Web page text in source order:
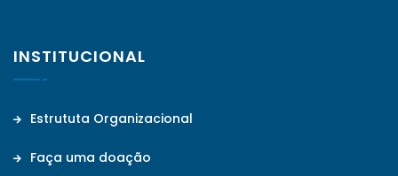
INSTITUCIONAL
Estrututa Organizacional
Faça uma doação